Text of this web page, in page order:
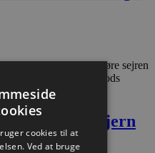
ikke nok til at køre sejren
med omkamp. Trods
– Skjern
cookies til at
Ved at bruge